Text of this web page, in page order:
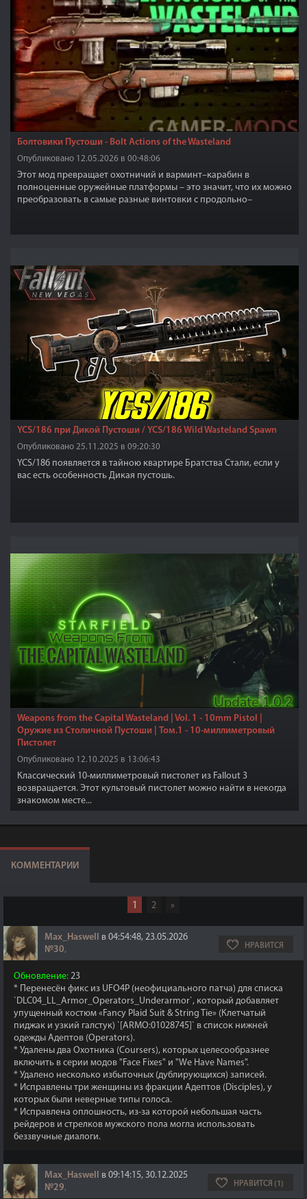
Болтовики Пустоши - Bolt Actions of the Wasteland
Опубликовано 12.05.2026 в 00:48:06
Этот мод превращает охотничий и варминт–карабин в
полноценные оружейные платформы – это значит, что их можно
преобразовать в самые разные винтовки с продольно–
YCS/186 при Дикой Пустоши / YCS/186 Wild Wasteland Spawn
Опубликовано 25.11.2025 в 09:20:30
YCS/186 появляется в тайною квартире Братства Стали, если у
вас есть особенность Дикая пустошь.
Weapons from the Capital Wasteland | Vol. 1 - 10mm Pistol |
Оружие из Cтоличной Пустоши | Том.1 - 10-миллиметровый
Пистолет
Опубликовано 12.10.2025 в 13:06:43
Классический 10-миллиметровый пистолет из Fallout 3
возвращается. Этот культовый пистолет можно найти в некогда
знакомом месте...
КОММЕНТАРИИ
1 2 »
Max_Haswell в 04:54:48, 23.05.2026
№30, НРАВИТСЯ
Обновление: 23
* Перенесён фикс из UFO4P (неофициального патча) для списка
`DLC04_LL_Armor_Operators_Underarmor`, который добавляет
упущенный костюм «Fancy Plaid Suit & String Tie» (Клетчатый
пиджак и узкий галстук) `[ARMO:01028745]` в список нижней
одежды Адептов (Operators).
* Удалены два Охотника (Coursers), которых целесообразнее
включить в серии модов "Face Fixes" и "We Have Names".
* Удалено несколько избыточных (дублирующихся) записей.
* Исправлены три женщины из фракции Адептов (Disciples), у
которых были неверные типы голоса.
* Исправлена оплошность, из-за которой небольшая часть
рейдеров и стрелков мужского пола могла использовать
беззвучные диалоги.
Max_Haswell в 09:14:15, 30.12.2025
№29, НРАВИТСЯ (1)